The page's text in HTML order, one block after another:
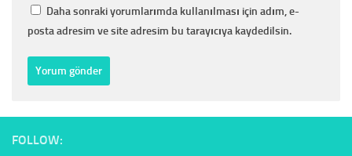
Daha sonraki yorumlarımda kullanılması için adım, e-
posta adresim ve site adresim bu tarayıcıya kaydedilsin.
FOLLOW: